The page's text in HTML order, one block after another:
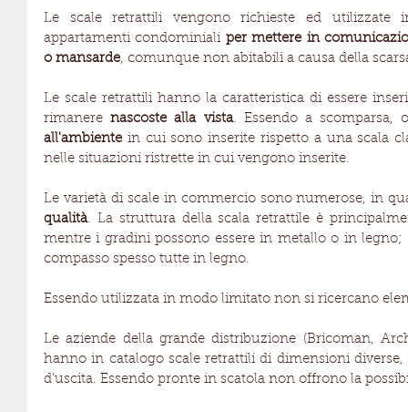
Le scale retrattili vengono richieste ed
appartamenti condominiali per mettere in
o mansarde, comunque non abitabili a causa della
Le scale retrattili hanno la caratteristica di essere
rimanere nascoste alla vista. Essendo a
all'ambiente in cui sono inserite rispetto a una scala
nelle situazioni ristrette in cui vengono inserite.
Le varietà di scale in commercio sono numerose, in
qualità. La struttura della scala retrattile è
mentre i gradini possono essere in metallo o in legno;
compasso spesso tutte in legno.
Essendo utilizzata in modo limitato non si ricercano
Le aziende della grande distribuzione (Bricoman,
hanno in catalogo scale retrattili di dimensioni diverse,